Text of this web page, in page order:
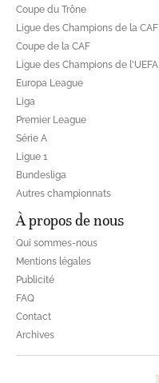
Coupe du Trône
Ligue des Champions de la CAF
Coupe de la CAF
Ligue des Champions de l'UEFA
Europa League
Liga
Premier League
Série A
Ligue 1
Bundesliga
Autres championnats
À propos de nous
Qui sommes-nous
Mentions légales
Publicité
FAQ
Contact
Archives